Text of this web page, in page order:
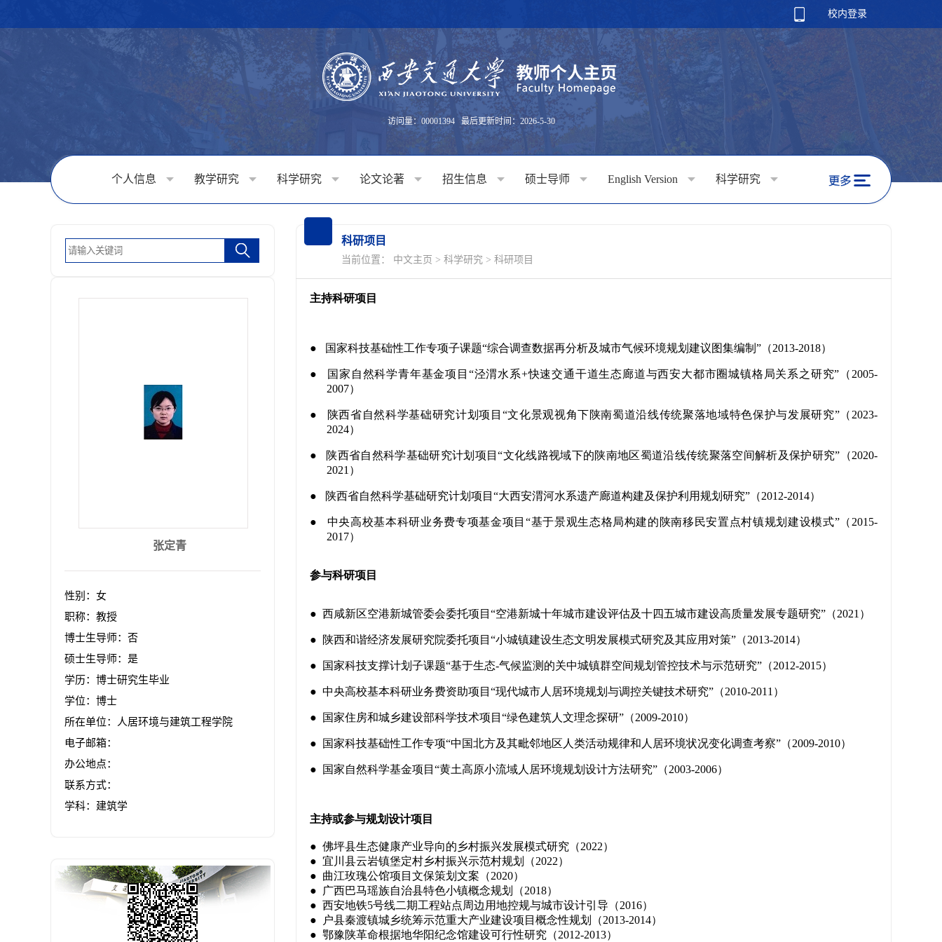
校内登录
访问量：00001394 最后更新时间： 2026-5-30
个人信息 教学研究 科学研究 论文论著 招生信息 硕士导师 English Version 科学研究
张定青
性别：女
职称：教授
博士生导师：否
硕士生导师：是
学历：博士研究生毕业
学位：博士
所在单位：人居环境与建筑工程学院
电子邮箱：
办公地点：
联系方式：
学科：建筑学
科研项目
当前位置： 中文主页 > 科学研究 > 科研项目